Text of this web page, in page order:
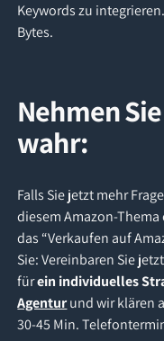
Keywords zu
Bytes.
Nehmen
wahr:
Falls Sie jetzt mehr
diesem Amazon-
das “Verkaufen auf
Sie: Vereinbaren Sie
fürein individuelles
Agenturund wir klären
30-45 Min.